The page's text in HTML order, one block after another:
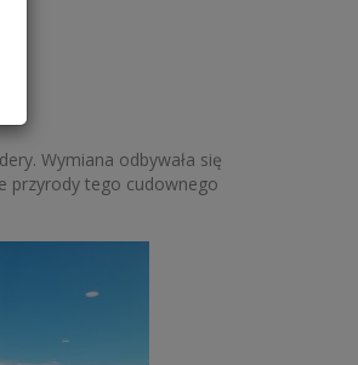
Wymiana odbywała się
przyrody tego cudownego